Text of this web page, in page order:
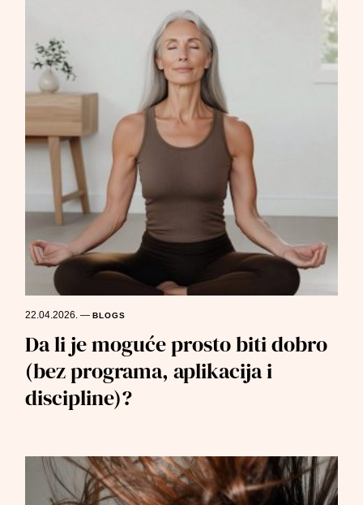
22.04.2026.—BLOGS
Da li je moguće prosto biti dobro
(bez programa, aplikacija i
discipline)?